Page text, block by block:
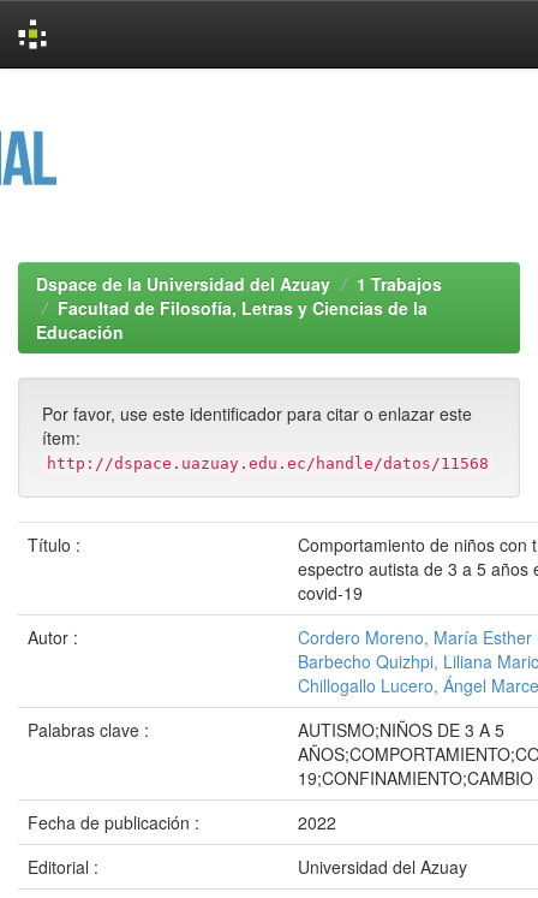
Dspace de la Universidad del Azuay
1 Trabajos
Facultad de Filosofía, Letras y Ciencias de la
Educación
Por favor, use este identificador para citar o enlazar este
ítem:
http://dspace.uazuay.edu.ec/handle/datos/11568
Título :
Comportamiento de niños con
espectro autista de 3 a 5 años
covid-19
Autor :
Cordero Moreno, María Esther
Barbecho Quizhpi, Liliana
Chillogallo Lucero, Ángel
Palabras clave :
AUTISMO;NIÑOS DE 3 A 5
Fecha de publicación :
2022
Editorial :
Universidad del Azuay